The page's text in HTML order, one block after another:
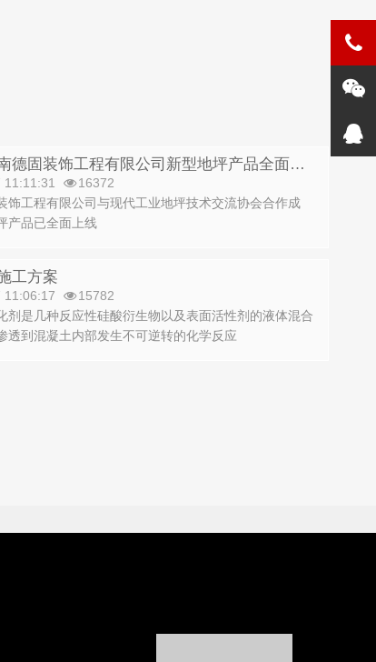
热列祝贺河南德固装饰工程有限公司新型地坪产品全面上线
16372
饰工程有限公司与现代工业地坪技术交流协会合作成
产品已全面上线
工方案
15782
剂是几种反应性硅酸衍生物以及表面活性剂的液体混合
透到混凝土内部发生不可逆转的化学反应